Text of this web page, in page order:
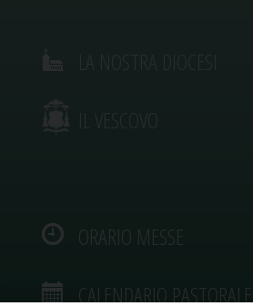
IL VESCOVO
ORARIO MESSE
CALENDARIO PASTORALE